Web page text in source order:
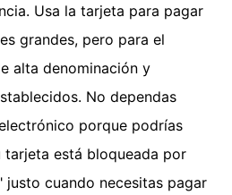
Usa la tarjeta para pagar
grandes, pero para el
alta denominación y
No dependas
porque podrías
está bloqueada por
justo cuando necesitas pagar